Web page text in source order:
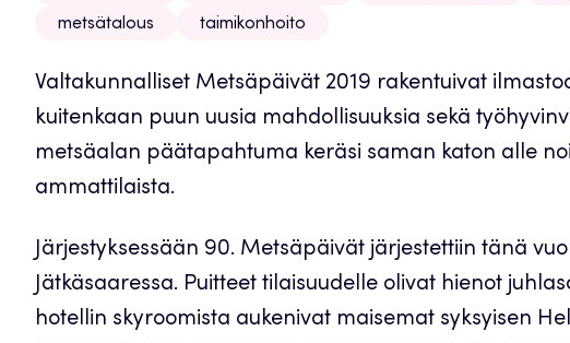
metsätalous
taimikonhoito
Valtakunnalliset Metsäpäivät 2019 rakentuivat
kuitenkaan puun uusia mahdollisuuksia sekä
metsäalan päätapahtuma keräsi saman katon alle
ammattilaista.
Järjestyksessään 90. Metsäpäivät järjestettiin tänä
Jätkäsaaressa. Puitteet tilaisuudelle olivat hienot
hotellin skyroomista aukenivat maisemat syksyisen